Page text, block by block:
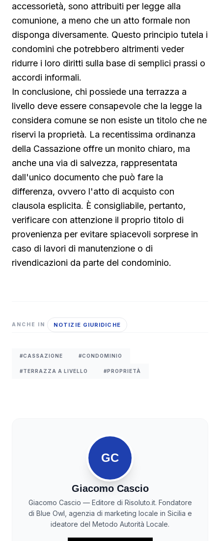
accessorietà, sono attribuiti per legge alla
comunione, a meno che un atto formale non
disponga diversamente. Questo principio tutela i
condomini che potrebbero altrimenti veder
ridurre i loro diritti sulla base di semplici prassi o
accordi informali.
In conclusione, chi possiede una terrazza a
livello deve essere consapevole che la legge la
considera comune se non esiste un titolo che ne
riservi la proprietà. La recentissima ordinanza
della Cassazione offre un monito chiaro, ma
anche una via di salvezza, rappresentata
dall'unico documento che può fare la
differenza, ovvero l'atto di acquisto con
clausola esplicita. È consigliabile, pertanto,
verificare con attenzione il proprio titolo di
provenienza per evitare spiacevoli sorprese in
caso di lavori di manutenzione o di
rivendicazioni da parte del condominio.
ANCHE IN NOTIZIE GIURIDICHE
#CASSAZIONE #CONDOMINIO
#TERRAZZA A LIVELLO #PROPRIETÀ
GC
Giacomo Cascio
Giacomo Cascio — Editore di Risoluto.it. Fondatore
di Blue Owl, agenzia di marketing locale in Sicilia e
ideatore del Metodo Autorità Locale.